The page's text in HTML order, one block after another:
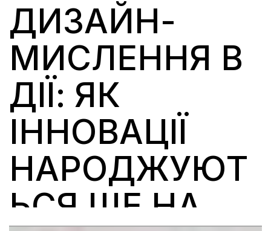
ДИЗАЙН-
МИСЛЕННЯ В
ДІЇ: ЯК
ІННОВАЦІЇ
НАРОДЖУЮТ
ЬСЯ ЩЕ НА